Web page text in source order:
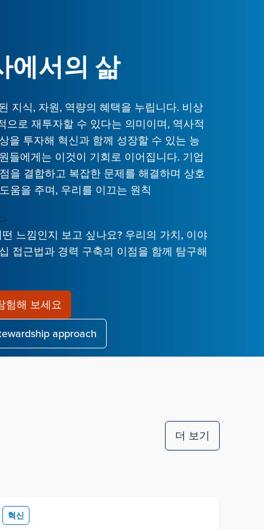
에서의 삶
지식, 자원, 역량의 혜택을 누립니다. 비상
으로 재투자할 수 있다는 의미이며, 역사적
을 투자해 혁신과 함께 성장할 수 있는 능
들에게는 이것이 기회로 이어집니다. 기업
을 결합하고 복잡한 문제를 해결하며 상호
움을 주며, 우리를 이끄는 원칙
.
느낌인지 보고 싶나요? 우리의 가치, 이야
접근법과 경력 구축의 이점을 함께 탐구해
험해 보세요
approach
더 보기
혁신